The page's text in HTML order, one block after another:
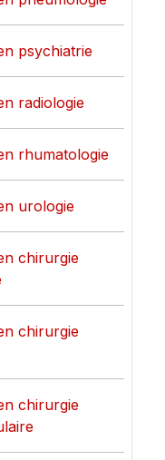
psychiatrie
radiologie
rhumatologie
urologie
chirurgie
chirurgie
chirurgie